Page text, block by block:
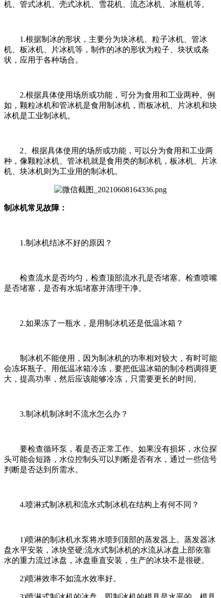
机、管式冰机、壳式冰机、雪花机、流态冰机、冰瓶机等。
1.根据制冰的形状，主要分为块冰机、粒子冰机、管冰
机、板冰机、片冰机等，制作的冰的形状为粒子、块状或条
状，应用于各种场合。
2.根据具体使用场所或功能，可分为食用和工业两种。例
如，颗粒冰机和管冰机是食用制冰机，而板冰机、片冰机和块
冰机是工业制冰机。
2、根据具体使用的场所或功能，可以分为食用和工业两
种，像颗粒冰机、管冰机就是食用类的制冰机，板冰机、片冰
机、块冰机则为工业用的制冰机。
制冰机常见故障：
1.制冰机结冰不好的原因？
检查流水是否均匀，检查顶部流水孔是否堵塞。检查喷嘴
是否堵塞，是否有水垢堵塞并清理干净。
2.如果冻了一瓶水，是用制冰机还是低温冰箱？
制冰机不能使用，因为制冰机的功率相对较大，有时可能
会冻坏瓶子。用低温冰箱冷冻，要把低温冰箱的制冷档调得更
大，提高功率，然后应该能够冷冻，只需要更长的时间。
3.制冰机制冰时不流水怎么办？
要检查循环泵，看是否正常工作。如果没有损坏，水位探
头可能会短路，水位控制头可以判断是否有水，通过一些信号
判断是否达到所需水。
4.喷淋式制冰机和流水式制冰机在结构上有何不同？
1)喷淋的制冰机水泵将水喷到顶部的蒸发器上。蒸发器冰
盘水平安装，冰块坚硬:流水式制冰机的水流从冰盘上部依靠
水的重力流过冰盘，冰盘垂直安装，生产的冰块不是很硬。
2)喷淋效率不如流水效率好。